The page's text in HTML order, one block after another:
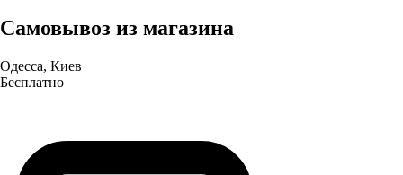
Самовывоз из магазина
Одесса, Киев
Бесплатно